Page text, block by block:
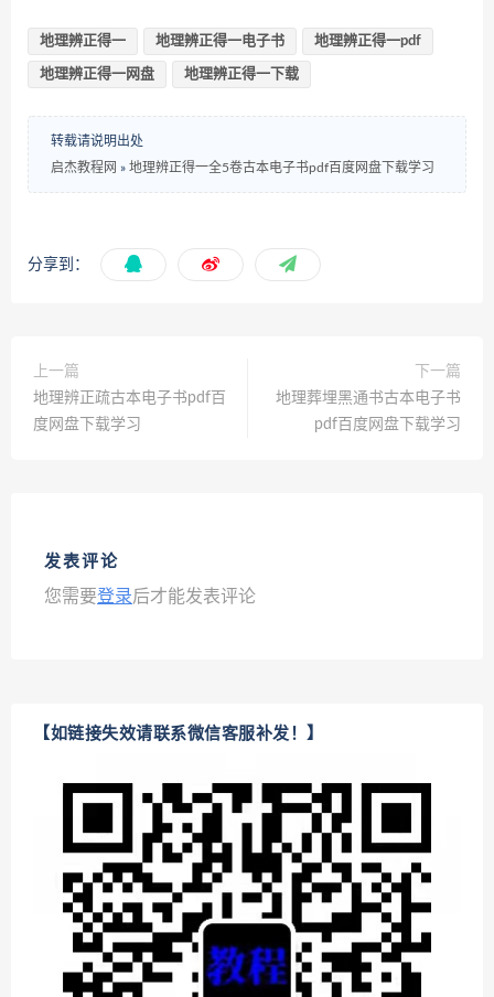
地理辨正得一 地理辨正得一电子书 地理辨正得一pdf
地理辨正得一网盘 地理辨正得一下载
转载请说明出处
启杰教程网 » 地理辨正得一全5卷古本电子书pdf百度网盘下载学习
分享到：
上一篇
地理辨正疏古本电子书pdf百
度网盘下载学习
下一篇
地理葬埋黑通书古本电子书
pdf百度网盘下载学习
发表评论
您需要登录后才能发表评论
【如链接失效请联系微信客服补发！】